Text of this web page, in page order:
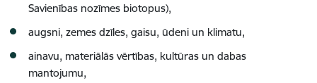
Savienības nozīmes biotopus),
augsni, zemes dzīles, gaisu, ūdeni un klimatu,
ainavu, materiālās vērtības, kultūras un dabas
mantojumu,